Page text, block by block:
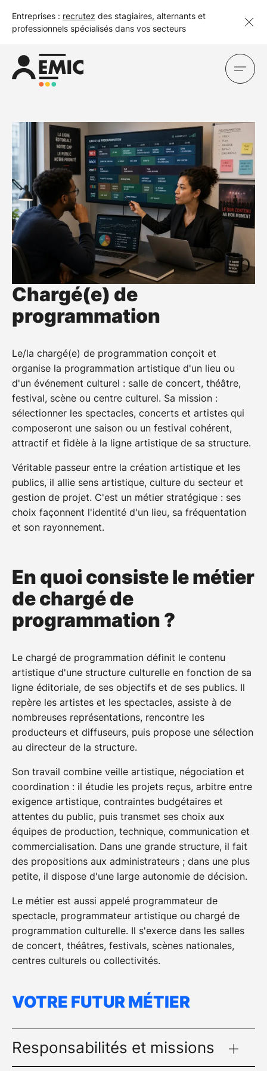
Entreprises : recrutez des stagiaires, alternants et
professionnels spécialisés dans vos secteurs
Chargé(e) de
programmation
Le/la chargé(e) de programmation conçoit et
organise la programmation artistique d'un lieu ou
d'un événement culturel : salle de concert, théâtre,
festival, scène ou centre culturel. Sa mission :
sélectionner les spectacles, concerts et artistes qui
composeront une saison ou un festival cohérent,
attractif et fidèle à la ligne artistique de sa structure.
Véritable passeur entre la création artistique et les
publics, il allie sens artistique, culture du secteur et
gestion de projet. C'est un métier stratégique : ses
choix façonnent l'identité d'un lieu, sa fréquentation
et son rayonnement.
En quoi consiste le métier
de chargé de
programmation ?
Le chargé de programmation définit le contenu
artistique d'une structure culturelle en fonction de sa
ligne éditoriale, de ses objectifs et de ses publics. Il
repère les artistes et les spectacles, assiste à de
nombreuses représentations, rencontre les
producteurs et diffuseurs, puis propose une sélection
au directeur de la structure.
Son travail combine veille artistique, négociation et
coordination : il étudie les projets reçus, arbitre entre
exigence artistique, contraintes budgétaires et
attentes du public, puis transmet ses choix aux
équipes de production, technique, communication et
commercialisation. Dans une grande structure, il fait
des propositions aux administrateurs ; dans une plus
petite, il dispose d'une large autonomie de décision.
Le métier est aussi appelé programmateur de
spectacle, programmateur artistique ou chargé de
programmation culturelle. Il s'exerce dans les salles
de concert, théâtres, festivals, scènes nationales,
centres culturels ou collectivités.
VOTRE FUTUR MÉTIER
Responsabilités et missions